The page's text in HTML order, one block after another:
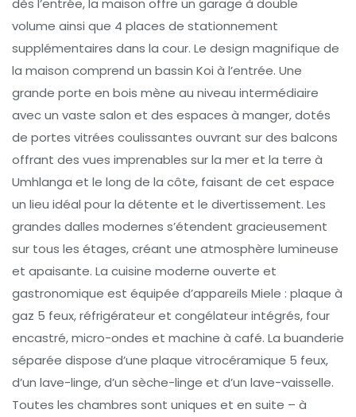
dès l’entrée, la maison offre un garage à double
volume ainsi que 4 places de stationnement
supplémentaires dans la cour. Le design magnifique de
la maison comprend un bassin Koi à l’entrée. Une
grande porte en bois mène au niveau intermédiaire
avec un vaste salon et des espaces à manger, dotés
de portes vitrées coulissantes ouvrant sur des balcons
offrant des vues imprenables sur la mer et la terre à
Umhlanga et le long de la côte, faisant de cet espace
un lieu idéal pour la détente et le divertissement. Les
grandes dalles modernes s’étendent gracieusement
sur tous les étages, créant une atmosphère lumineuse
et apaisante. La cuisine moderne ouverte et
gastronomique est équipée d’appareils Miele : plaque à
gaz 5 feux, réfrigérateur et congélateur intégrés, four
encastré, micro-ondes et machine à café. La buanderie
séparée dispose d’une plaque vitrocéramique 5 feux,
d’un lave-linge, d’un sèche-linge et d’un lave-vaisselle.
Toutes les chambres sont uniques et en suite – à